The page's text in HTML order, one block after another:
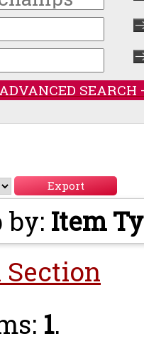
ADVANCED SEARCH
by: Item
Section
1.